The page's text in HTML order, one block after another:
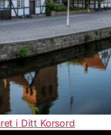
i Ditt Korsord